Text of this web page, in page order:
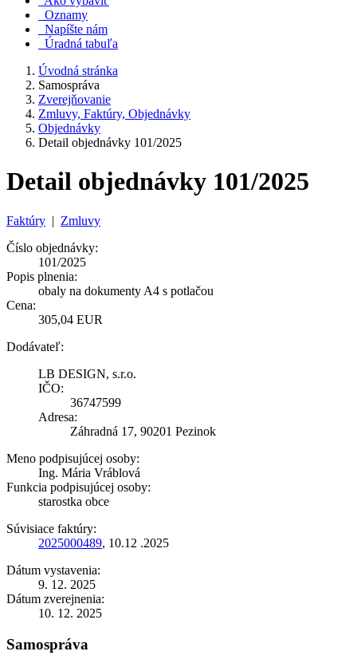
Oznamy
Napíšte nám
Úradná tabuľa
Úvodná stránka
Samospráva
Zverejňovanie
Zmluvy, Faktúry, Objednávky
Objednávky
Detail objednávky 101/2025
Detail objednávky 101/2025
Faktúry | Zmluvy
Číslo objednávky:
101/2025
Popis plnenia:
obaly na dokumenty A4 s potlačou
Cena:
305,04 EUR
Dodávateľ:
LB DESIGN, s.r.o.
IČO:
36747599
Adresa:
Záhradná 17, 90201 Pezinok
Meno podpisujúcej osoby:
Ing. Mária Vráblová
Funkcia podpisujúcej osoby:
starostka obce
Súvisiace faktúry:
2025000489, 10.12 .2025
Dátum vystavenia:
9. 12. 2025
Dátum zverejnenia:
10. 12. 2025
Samospráva